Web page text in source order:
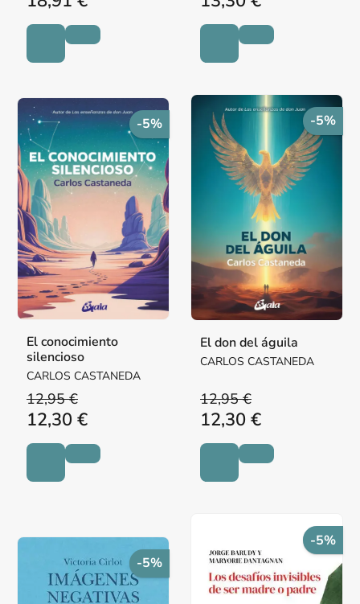
-5%
El conocimiento
silencioso
CARLOS CASTANEDA
12,95 €
12,30 €
-5%
El don del águila
CARLOS CASTANEDA
12,95 €
12,30 €
-5%
-5%